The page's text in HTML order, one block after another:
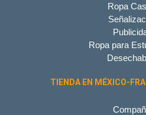
Ropa
Ropa para
TIENDA EN MÉXICO-